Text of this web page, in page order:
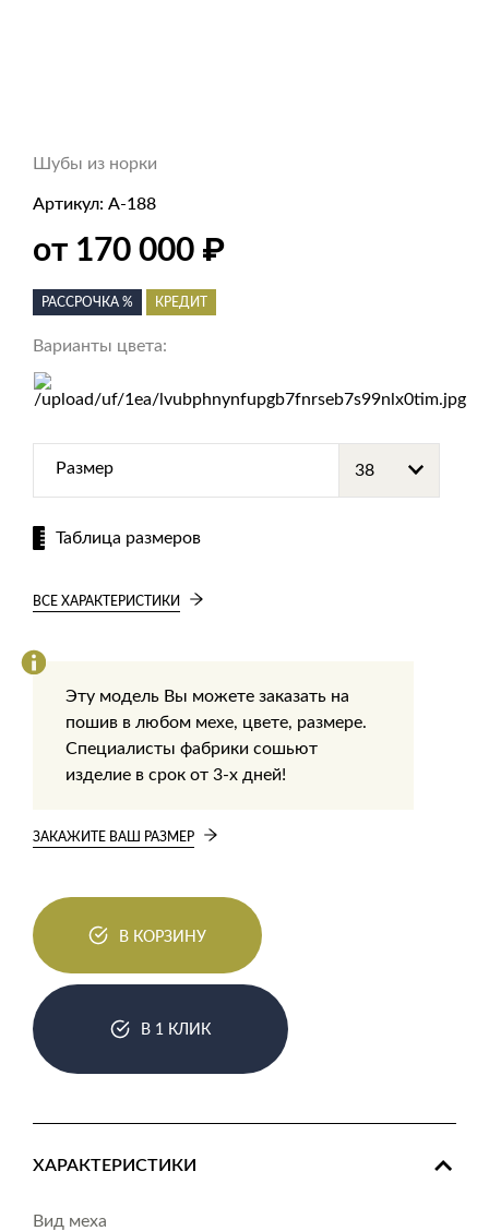
Шубы из норки
Артикул: А-188
от 170 000 ₽
РАССРОЧКА % КРЕДИТ
Варианты цвета:
Размер
Таблица размеров
ВСЕ ХАРАКТЕРИСТИКИ
Эту модель Вы можете заказать на
пошив в любом мехе, цвете, размере.
Специалисты фабрики сошьют
изделие в срок от 3-х дней!
ЗАКАЖИТЕ ВАШ РАЗМЕР
В КОРЗИНУ
В 1 КЛИК
ХАРАКТЕРИСТИКИ
Вид меха